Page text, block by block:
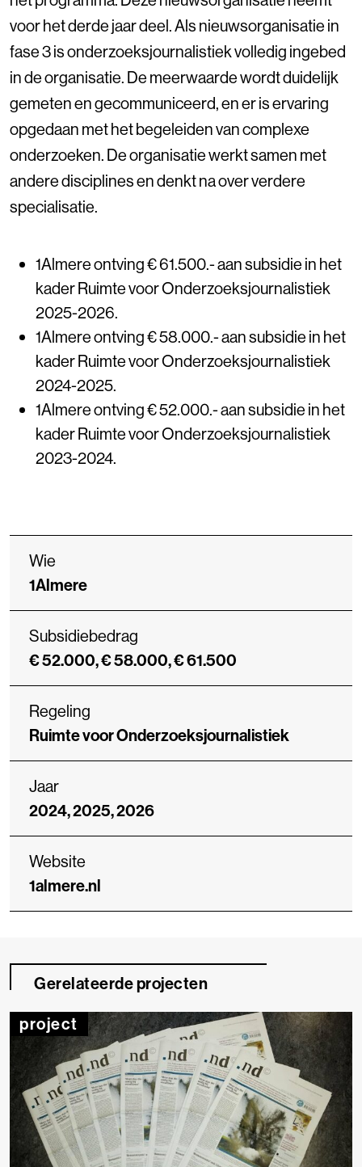
voor het derde jaar deel. Als nieuwsorganisatie in
fase 3 is onderzoeksjournalistiek volledig ingebed
in de organisatie. De meerwaarde wordt duidelijk
gemeten en gecommuniceerd, en er is ervaring
opgedaan met het begeleiden van complexe
onderzoeken. De organisatie werkt samen met
andere disciplines en denkt na over verdere
specialisatie.
1Almere ontving € 61.500.- aan subsidie in het
kader Ruimte voor Onderzoeksjournalistiek
2025-2026.
1Almere ontving € 58.000.- aan subsidie in het
kader Ruimte voor Onderzoeksjournalistiek
2024-2025.
1Almere ontving € 52.000.- aan subsidie in het
kader Ruimte voor Onderzoeksjournalistiek
2023-2024.
Wie
1Almere
Subsidiebedrag
€ 52.000, € 58.000, € 61.500
Regeling
Ruimte voor Onderzoeksjournalistiek
Jaar
2024, 2025, 2026
Website
1almere.nl
Gerelateerde projecten
project